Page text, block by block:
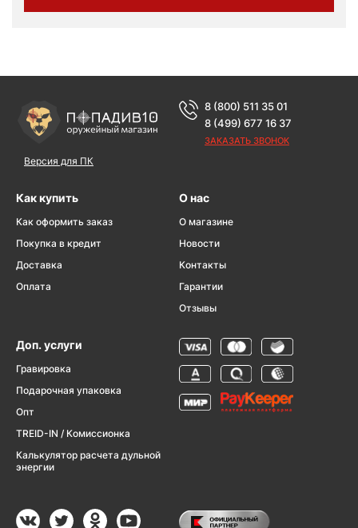
Версия для ПК
8 (800) 511 35 01
8 (499) 677 16 37
ЗАКАЗАТЬ ЗВОНОК
Как купить
Как оформить заказ
Покупка в кредит
Доставка
Оплата
О нас
О магазине
Новости
Контакты
Гарантии
Отзывы
Доп. услуги
Гравировка
Подарочная упаковка
Опт
TREID-IN / Комиссионка
Калькулятор расчета дульной
энергии